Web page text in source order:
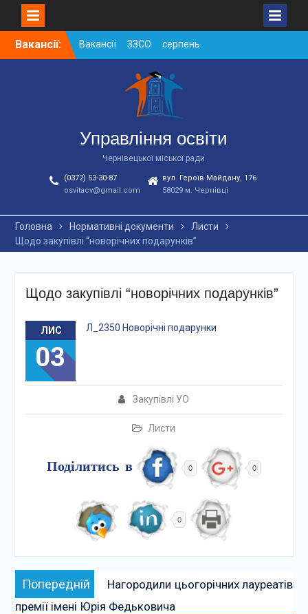
SkipВакансії:
Вакансії ЗЗСО серпень
2026
Вакансії ЗЗСО червень
Вакансії у ЗДО та
дошкільних підрозділах
ЗЗСО станом на
01.08.2026 р.
Управління освіти
Чернівецької міської ради
(0372) 53-30-87
osvitacv@gmail.com
вул. Героїв Майдану, 176
58029 м. Чернівці
Головна Нормативні документи
Листи
Щодо закупівлі “новорічних подарунків”
Щодо закупівлі “новорічних подарунків”
ЛИС
03
Закупівлі УО
Листи
Л_2350 Новорічні подарунки
Поділитись в 0 0
0
Навігація
записів
Попередній Попередній:
Нагородили цьогорічних лауреатів
премії імені Юрія Федьковича